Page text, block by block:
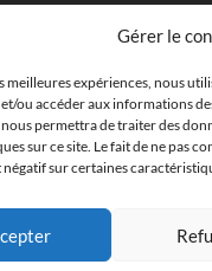
Gérer le
meilleures expériences, nous
ou accéder aux informations
permettra de traiter des
sur ce site. Le fait de ne pas
sur certaines
cléments,
Téléphone
Email :